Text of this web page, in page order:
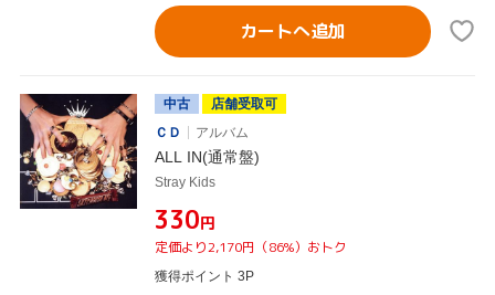
カートへ追加
中古
店舗受取可
ＣＤ
アルバム
ALL IN(通常盤)
Stray Kids
¥330円
定価より2,170円（86%）おトク
獲得ポイント 3P